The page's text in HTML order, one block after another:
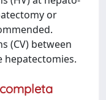
or
(CV) between
hepatectomies.